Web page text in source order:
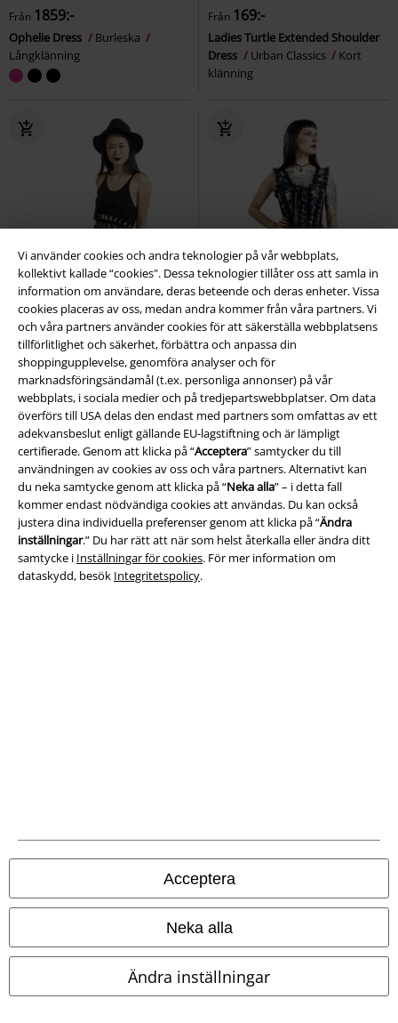
Vi använder cookies och andra teknologier på vår webbplats,
kollektivt kallade “cookies". Dessa teknologier tillåter oss att samla in
information om användare, deras beteende och deras enheter. Vissa
cookies placeras av oss, medan andra kommer från våra partners. Vi
och våra partners använder cookies för att säkerställa webbplatsens
tillförlitlighet och säkerhet, förbättra och anpassa din
shoppingupplevelse, genomföra analyser och för
marknadsföringsändamål (t.ex. personliga annonser) på vår
webbplats, i sociala medier och på tredjepartswebbplatser. Om data
överförs till USA delas den endast med partners som omfattas av ett
adekvansbeslut enligt gällande EU-lagstiftning och är lämpligt
certifierade. Genom att klicka på “Acceptera” samtycker du till
användningen av cookies av oss och våra partners. Alternativt kan
du neka samtycke genom att klicka på “Neka alla” – i detta fall
kommer endast nödvändiga cookies att användas. Du kan också
justera dina individuella preferenser genom att klicka på “Ändra
inställningar.” Du har rätt att när som helst återkalla eller ändra ditt
samtycke i Inställningar för cookies. För mer information om
dataskydd, besök Integritetspolicy.
Acceptera
Neka alla
Ändra inställningar
Från 1859:-
Ophelie Dress
Burleska
Långklänning
Från 169:-
Ladies Turtle Extended Shoulder
Dress
Urban Classics
Kort
klänning
35% RABATT
Exklusiv
rek-pris799:-
519:-
Maxiklänning med sol- mån- och
stjärntryck
Gothicana by EMP
Långklänning
40% RABATT
Exklusiv
rek-pris 1299:-
769:-
Detaljrik gothic korsettklänning
Gothicana by EMP
Halvlång
klänning
Finns även i stora storlekar
Från1129:-
Hell Bunny
% Exklusiv
389:-
The Witching Hour
by EMP